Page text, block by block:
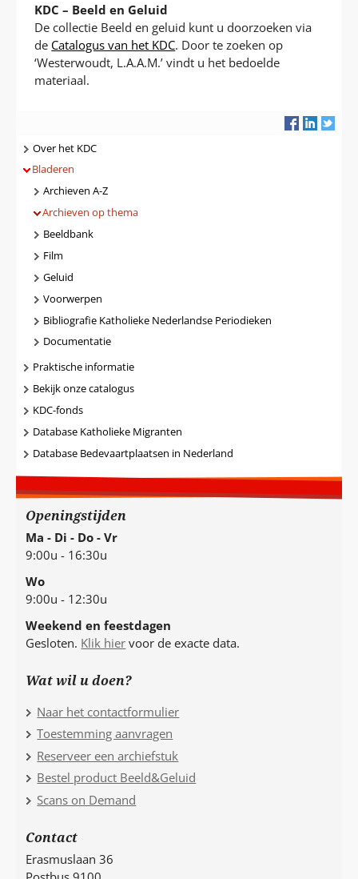
KDC – Beeld en Geluid
De collectie Beeld en geluid kunt u doorzoeken via
de Catalogus van het KDC. Door te zoeken op
‘Westerwoudt, L.A.A.M.’ vindt u het bedoelde
materiaal.
Navigatie
Over het KDC
Bladeren
Archieven A-Z
Archieven op thema
Beeldbank
Film
Geluid
Voorwerpen
Bibliografie Katholieke Nederlandse Periodieken
Documentatie
Praktische informatie
Bekijk onze catalogus
KDC-fonds
Database Katholieke Migranten
Database Bedevaartplaatsen in Nederland
Openingstijden
Ma - Di - Do - Vr
9:00u - 16:30u
Wo
9:00u - 12:30u
Weekend en feestdagen
Gesloten. Klik hier voor de exacte data.
Wat wil u doen?
Naar het contactformulier
Toestemming aanvragen
Reserveer een archiefstuk
Bestel product Beeld&Geluid
Scans on Demand
Contact
Erasmuslaan 36